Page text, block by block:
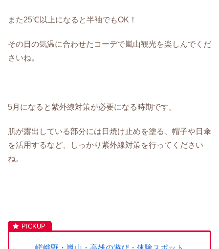
また25℃以上になると半袖でもOK！
その日の気温に合わせたコーデで嵐山観光を楽しんでくだ
さいね。
5月になると紫外線対策が必要になる時期です。
肌が露出している部分には日焼け止めを塗る、帽子や日傘
を活用するなど、しっかり紫外線対策を行ってください
ね。